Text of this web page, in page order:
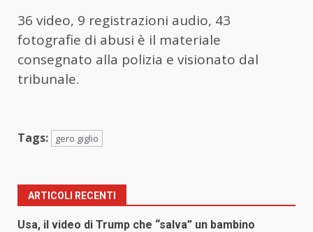
36 video, 9 registrazioni audio, 43
fotografie di abusi è il materiale
consegnato alla polizia e visionato dal
tribunale.
Tags: gero giglio
ARTICOLI RECENTI
Usa, il video di Trump che “salva” un bambino